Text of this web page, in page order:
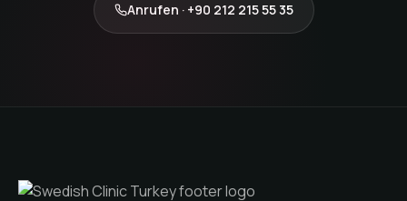
Anrufen · +90 212 215 55 35